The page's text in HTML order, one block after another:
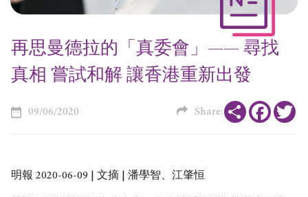
再思曼德拉的「真委會」—— 尋找
真相 嘗試和解 讓香港重新出發
09/06/2020 Share: Share
明報 2020-06-09 | 文摘 | 潘學智、江肇恒